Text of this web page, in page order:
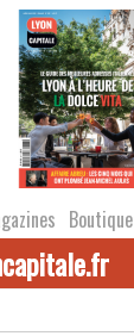
Boutique